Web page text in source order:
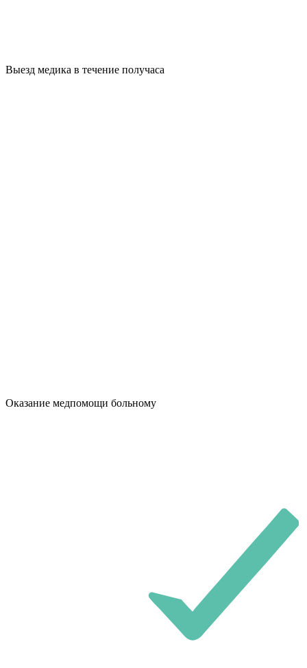
Выезд медика в течение получаса
Оказание медпомощи больному